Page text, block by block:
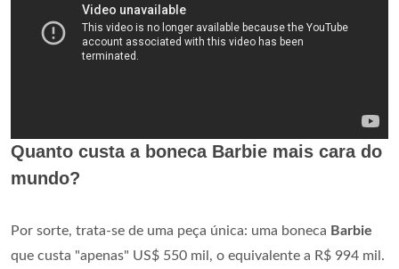
Quanto custa a boneca Barbie mais cara do
mundo?
Por sorte, trata-se de uma peça única: uma boneca Barbie
que custa "apenas" US$ 550 mil, o equivalente a R$ 994 mil.